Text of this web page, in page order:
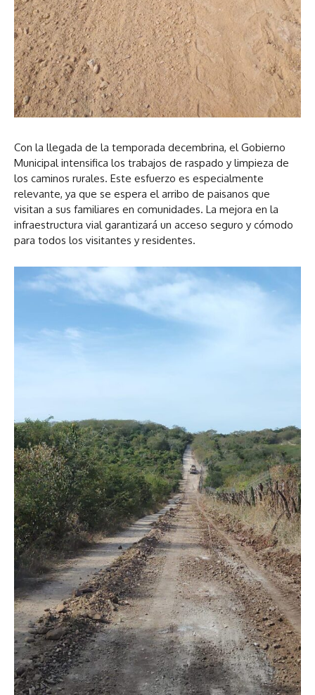
Con la llegada de la temporada decembrina, el Gobierno
Municipal intensifica los trabajos de raspado y limpieza de
los caminos rurales. Este esfuerzo es especialmente
relevante, ya que se espera el arribo de paisanos que
visitan a sus familiares en comunidades. La mejora en la
infraestructura vial garantizará un acceso seguro y cómodo
para todos los visitantes y residentes.